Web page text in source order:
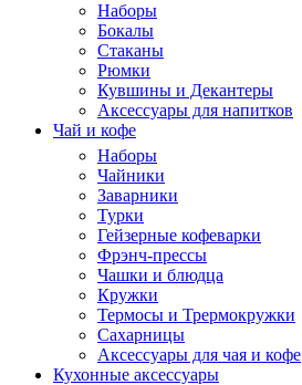
Наборы
Бокалы
Стаканы
Рюмки
Кувшины и Декантеры
Аксессуары для напитков
Чай и кофе
Наборы
Чайники
Заварники
Турки
Гейзерные кофеварки
Фрэнч-прессы
Чашки и блюдца
Кружки
Термосы и Трермокружки
Сахарницы
Аксессуары для чая и кофе
Кухонные аксессуары